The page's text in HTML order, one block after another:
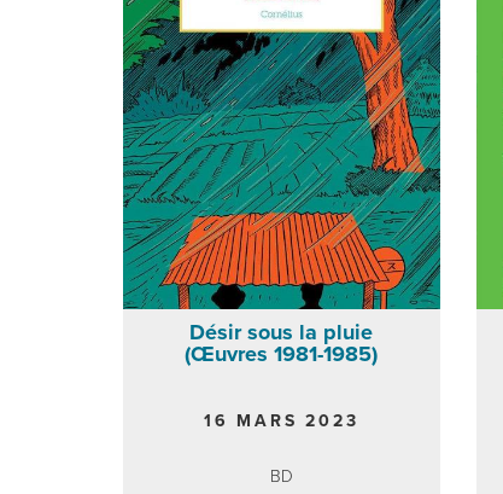
Désir sous la pluie
(Œuvres 1981-1985)
16 MARS 2023
BD